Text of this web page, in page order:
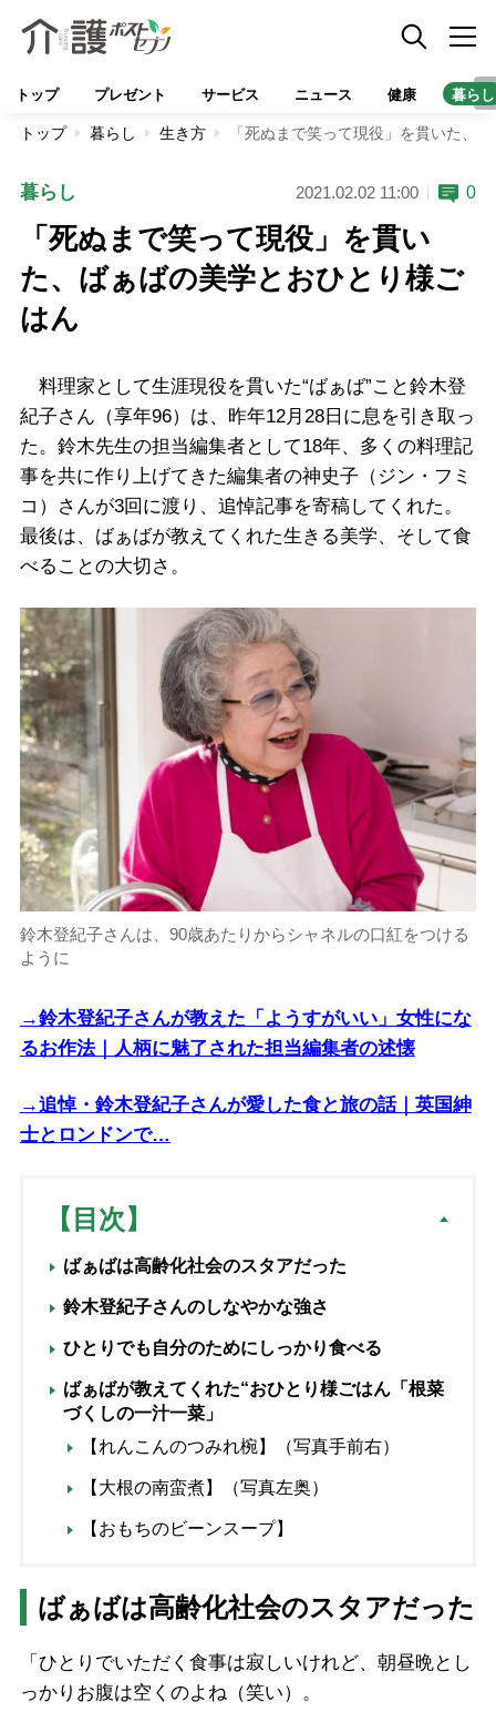
トップ プレゼント サービス ニュース 健康 暮らし
トップ 暮らし 生き方 「死ぬまで笑って現役」を貫いた、
暮らし 2021.02.02 11:00 0
「死ぬまで笑って現役」を貫い
た、ばぁばの美学とおひとり様ご
はん
料理家として生涯現役を貫いた“ばぁば”こと鈴木登
紀子さん（享年96）は、昨年12月28日に息を引き取っ
た。鈴木先生の担当編集者として18年、多くの料理記
事を共に作り上げてきた編集者の神史子（ジン・フミ
コ）さんが3回に渡り、追悼記事を寄稿してくれた。
最後は、ばぁばが教えてくれた生きる美学、そして食
べることの大切さ。
鈴木登紀子さんは、90歳あたりからシャネルの口紅をつける
ように
→鈴木登紀子さんが教えた「ようすがいい」女性にな
るお作法｜人柄に魅了された担当編集者の述懐
→追悼・鈴木登紀子さんが愛した食と旅の話｜英国紳
士とロンドンで…
【目次】
ばぁばは高齢化社会のスタアだった
鈴木登紀子さんのしなやかな強さ
ひとりでも自分のためにしっかり食べる
ばぁばが教えてくれた“おひとり様ごはん「根菜
づくしの一汁一菜」
【れんこんのつみれ椀】（写真手前右）
【大根の南蛮煮】（写真左奥）
【おもちのビーンスープ】
ばぁばは高齢化社会のスタアだった
「ひとりでいただく食事は寂しいけれど、朝昼晩とし
っかりお腹は空くのよね（笑い）。